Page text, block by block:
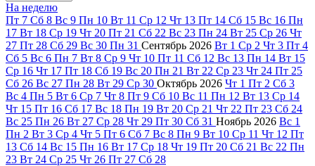
На неделю
Пт 7 Сб 8 Вс 9 Пн 10 Вт 11 Ср 12 Чт 13 Пт 14 Сб 15 Вс 16 Пн
17 Вт 18 Ср 19 Чт 20 Пт 21 Сб 22 Вс 23 Пн 24 Вт 25 Ср 26 Чт
27 Пт 28 Сб 29 Вс 30 Пн 31 Сентябрь 2026 Вт 1 Ср 2 Чт 3 Пт 4
Сб 5 Вс 6 Пн 7 Вт 8 Ср 9 Чт 10 Пт 11 Сб 12 Вс 13 Пн 14 Вт 15
Ср 16 Чт 17 Пт 18 Сб 19 Вс 20 Пн 21 Вт 22 Ср 23 Чт 24 Пт 25
Сб 26 Вс 27 Пн 28 Вт 29 Ср 30 Октябрь 2026 Чт 1 Пт 2 Сб 3
Вс 4 Пн 5 Вт 6 Ср 7 Чт 8 Пт 9 Сб 10 Вс 11 Пн 12 Вт 13 Ср 14
Чт 15 Пт 16 Сб 17 Вс 18 Пн 19 Вт 20 Ср 21 Чт 22 Пт 23 Сб 24
Вс 25 Пн 26 Вт 27 Ср 28 Чт 29 Пт 30 Сб 31 Ноябрь 2026 Вс 1
Пн 2 Вт 3 Ср 4 Чт 5 Пт 6 Сб 7 Вс 8 Пн 9 Вт 10 Ср 11 Чт 12 Пт
13 Сб 14 Вс 15 Пн 16 Вт 17 Ср 18 Чт 19 Пт 20 Сб 21 Вс 22 Пн
23 Вт 24 Ср 25 Чт 26 Пт 27 Сб 28